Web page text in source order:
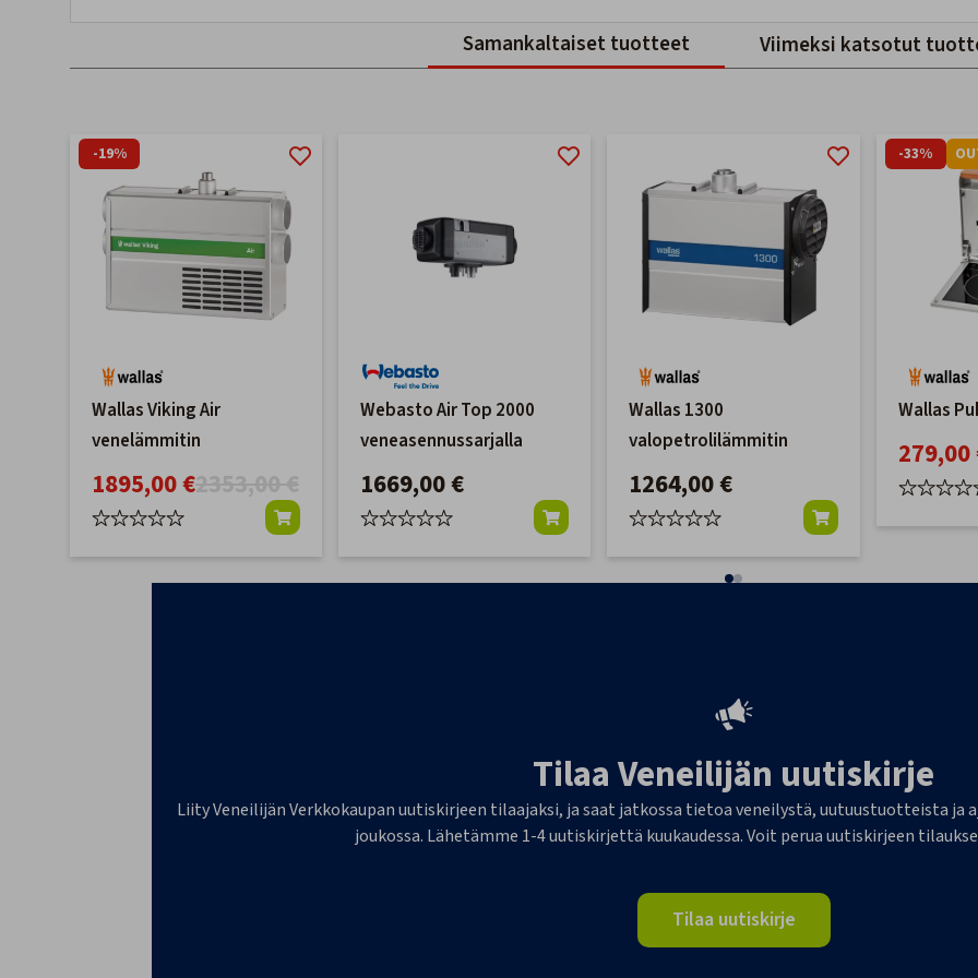
Samankaltaiset tuotteet Viimeksi katsotut
-19%
Wallas Viking Air
venelämmitin
1895,00 €
Webasto Air Top 2000
veneasennussarjalla
1669,00 €
Wallas 1300
valopetrolilämmitin
1264,00 €
-33%
Wallas
279,00
Tilaa Veneilijän uutiskirje
Liity Veneilijän Verkkokaupan uutiskirjeen tilaajaksi, ja saat jatkossa tietoa veneilystä, uutuustuotteista
joukossa. Lähetämme 1-4 uutiskirjettä kuukaudessa. Voit perua uutiskirjeen
Tilaa uutiskirje